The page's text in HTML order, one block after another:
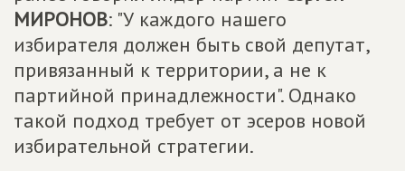
МИРОНОВ: "У каждого нашего
избирателя должен быть свой депутат,
привязанный к территории, а не к
партийной принадлежности". Однако
такой подход требует от эсеров новой
избирательной стратегии.